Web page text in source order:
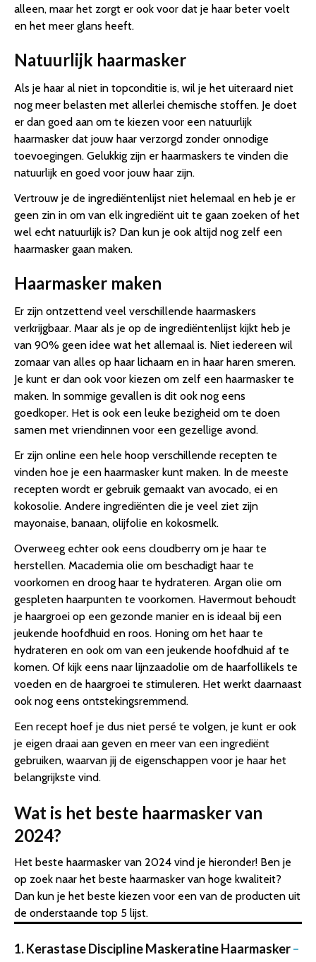
alleen, maar het zorgt er ook voor dat je haar beter voelt
en het meer glans heeft.
Natuurlijk haarmasker
Als je haar al niet in topconditie is, wil je het uiteraard niet
nog meer belasten met allerlei chemische stoffen. Je doet
er dan goed aan om te kiezen voor een natuurlijk
haarmasker dat jouw haar verzorgd zonder onnodige
toevoegingen. Gelukkig zijn er haarmaskers te vinden die
natuurlijk en goed voor jouw haar zijn.
Vertrouw je de ingrediëntenlijst niet helemaal en heb je er
geen zin in om van elk ingrediënt uit te gaan zoeken of het
wel echt natuurlijk is? Dan kun je ook altijd nog zelf een
haarmasker gaan maken.
Haarmasker maken
Er zijn ontzettend veel verschillende haarmaskers
verkrijgbaar. Maar als je op de ingrediëntenlijst kijkt heb je
van 90% geen idee wat het allemaal is. Niet iedereen wil
zomaar van alles op haar lichaam en in haar haren smeren.
Je kunt er dan ook voor kiezen om zelf een haarmasker te
maken. In sommige gevallen is dit ook nog eens
goedkoper. Het is ook een leuke bezigheid om te doen
samen met vriendinnen voor een gezellige avond.
Er zijn online een hele hoop verschillende recepten te
vinden hoe je een haarmasker kunt maken. In de meeste
recepten wordt er gebruik gemaakt van avocado, ei en
kokosolie. Andere ingrediënten die je veel ziet zijn
mayonaise, banaan, olijfolie en kokosmelk.
Overweeg echter ook eens cloudberry om je haar te
herstellen. Macademia olie om beschadigt haar te
voorkomen en droog haar te hydrateren. Argan olie om
gespleten haarpunten te voorkomen. Havermout behoudt
je haargroei op een gezonde manier en is ideaal bij een
jeukende hoofdhuid en roos. Honing om het haar te
hydrateren en ook om van een jeukende hoofdhuid af te
komen. Of kijk eens naar lijnzaadolie om de haarfollikels te
voeden en de haargroei te stimuleren. Het werkt daarnaast
ook nog eens ontstekingsremmend.
Een recept hoef je dus niet persé te volgen, je kunt er ook
je eigen draai aan geven en meer van een ingrediënt
gebruiken, waarvan jij de eigenschappen voor je haar het
belangrijkste vind.
Wat is het beste haarmasker van
2024?
Het beste haarmasker van 2024 vind je hieronder! Ben je
op zoek naar het beste haarmasker van hoge kwaliteit?
Dan kun je het beste kiezen voor een van de producten uit
de onderstaande top 5 lijst.
1. Kerastase Discipline Maskeratine Haarmasker–